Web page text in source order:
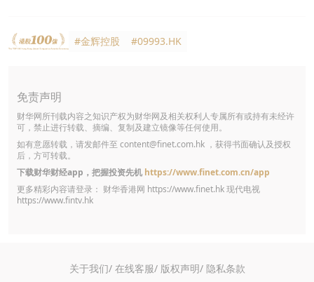
#金辉控股 #09993.HK
免责声明
财华网所刊载内容之知识产权为财华网及相关权利人专属所有或持有未经许
可，禁止进行转载、摘编、复制及建立镜像等任何使用。
如有意愿转载，请发邮件至 content@finet.com.hk ，获得书面确认及授权
后，方可转载。
下载财华财经app，把握投资先机 https://www.finet.com.cn/app
更多精彩内容请登录： 财华香港网 https://www.finet.hk现代电视
https://www.fintv.hk
关于我们/ 在线客服/ 版权声明/ 隐私条款